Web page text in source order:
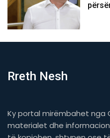
Rreth Nesh
Ky portal mirëmbahet nga
materialet dhe